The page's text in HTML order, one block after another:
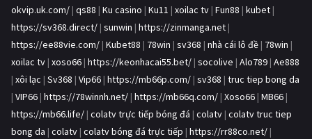
okvip.uk.com/ | qs88 | Ku casino | Ku11 | xoilac tv | Fun88 | kubet |
https://sv368.direct/ | sunwin | https://zinmanga.net |
https://ee88vie.com/ | Kubet88 | 78win | sv368 | nhà cái lô đề | 78win |
xoilac tv | xoso66 | https://keonhacai55.bet/ | socolive | Alo789 | Ae888
| xôi lạc | Sv368 | Vip66 | https://mb66p.com/ | sv368 | truc tiep bong da
| VIP66 | https://78winnh.net/ | https://mb66q.com/ | Xoso66 | MB66 |
https://mb66.life/ | colatv trực tiếp bóng đá | colatv | colatv truc tiep
bong da | colatv | colatv bóng đá trực tiếp | https://rr88co.net/ |